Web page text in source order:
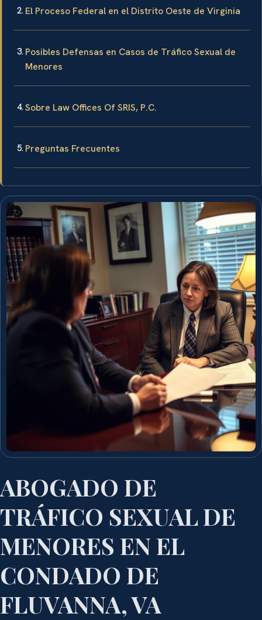
El Proceso Federal en el Distrito Oeste de Virginia
Posibles Defensas en Casos de Tráfico Sexual de
Menores
Sobre Law Offices Of SRIS, P.C.
Preguntas Frecuentes
ABOGADO DE
TRÁFICO SEXUAL DE
MENORES EN EL
CONDADO DE
FLUVANNA, VA